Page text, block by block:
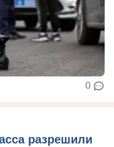
0
разрешили